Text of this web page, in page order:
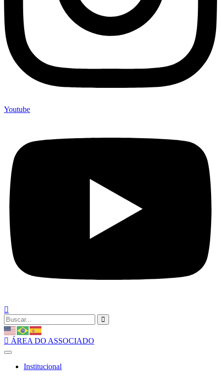
Youtube
ÁREA DO ASSOCIADO
Institucional